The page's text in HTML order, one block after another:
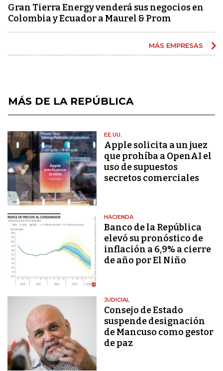
Gran Tierra Energy venderá sus negocios en
Colombia y Ecuador a Maurel & Prom
MÁS EMPRESAS
MÁS DE LA REPÚBLICA
EE.UU.
Apple solicita a un juez
que prohíba a OpenAI el
uso de supuestos
secretos comerciales
HACIENDA
Banco de la República
elevó su pronóstico de
inflación a 6,9% a cierre
de año por El Niño
JUDICIAL
Consejo de Estado
suspende designación
de Mancuso como gestor
de paz